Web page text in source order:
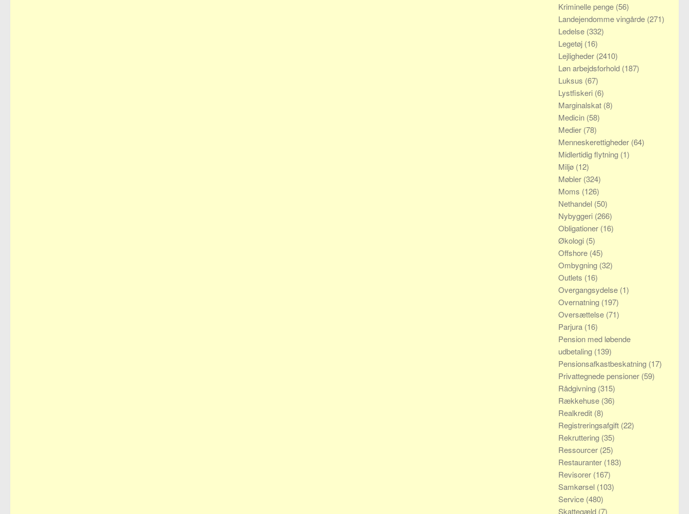
Kriminelle penge (56)
Landejendomme vingårde (271)
Ledelse (332)
Legetøj (16)
Lejligheder (2410)
Løn arbejdsforhold (187)
Luksus (67)
Lystfiskeri (6)
Marginalskat (8)
Medicin (58)
Medier (78)
Menneskerettigheder (64)
Midlertidig flytning (1)
Miljø (12)
Møbler (324)
Moms (126)
Nethandel (50)
Nybyggeri (266)
Obligationer (16)
Økologi (5)
Offshore (45)
Ombygning (32)
Outlets (16)
Overgangsydelse (1)
Overnatning (197)
Oversættelse (71)
Parjura (16)
Pension med løbende
udbetaling (139)
Pensionsafkastbeskatning (17)
Privattegnede pensioner (59)
Rådgivning (315)
Rækkehuse (36)
Realkredit (8)
Registreringsafgift (22)
Rekruttering (35)
Ressourcer (25)
Restauranter (183)
Revisorer (167)
Samkørsel (103)
Service (480)
Skattegæld (7)